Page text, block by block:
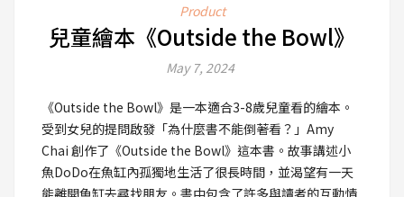
Product
兒童繪本《Outside the Bowl》
May 7, 2024
《Outside the Bowl》是一本適合3-8歲兒童看的繪本。
受到女兒的提問啟發「為什麼書不能倒著看？」Amy
Chai 創作了《Outside the Bowl》這本書。故事講述小
魚DoDo在魚缸內孤獨地生活了很長時間，並渴望有一天